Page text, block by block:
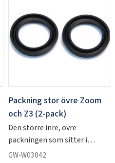
Packning stor övre Zoom
och Z3 (2-pack)
Den större inre, övre
packningen som sitter i
Zoom- och Z3 injektorerna.
GW-W03042